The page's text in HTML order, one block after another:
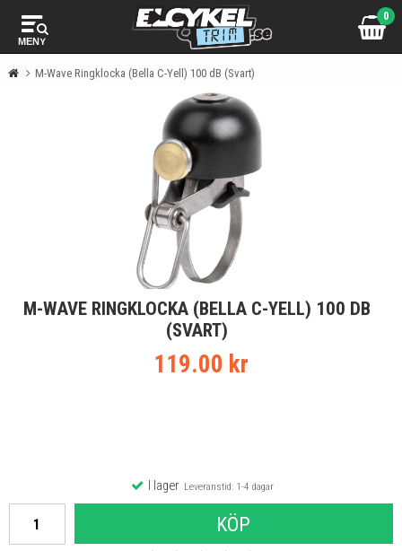
MENY
0
M-Wave Ringklocka (Bella C-Yell) 100 dB (Svart)
M-WAVE RINGKLOCKA (BELLA C-YELL) 100 DB
(SVART)
119.00 kr
I lagerLeveranstid: 1-4 dagar
KÖP